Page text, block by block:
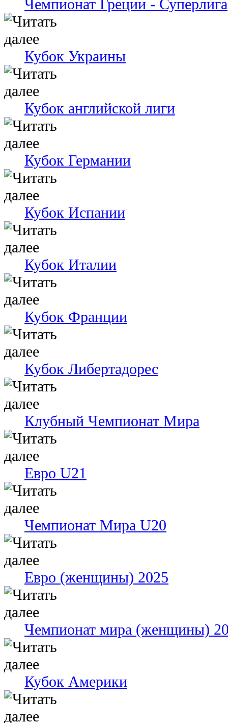
Чемпионат Греции - Суперлига
Кубок Украины
Кубок английской лиги
Кубок Германии
Кубок Испании
Кубок Италии
Кубок Франции
Кубок Либертадорес
Клубный Чемпионат Мира
Евро U21
Чемпионат Мира U20
Евро (женщины) 2025
Чемпионат мира (женщины)
Кубок Америки